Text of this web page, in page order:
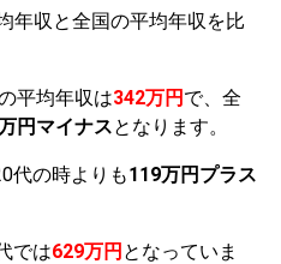
年収と全国の平均年収を比
平均年収は342万円 で、全
円マイナスとなります。
代の時よりも119万円プラス
では629万円 となっていま